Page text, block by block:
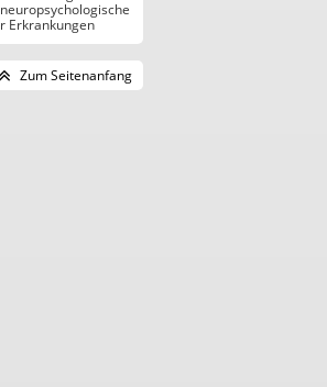
neuropsychologische
r Erkrankungen
Zum Seitenanfang